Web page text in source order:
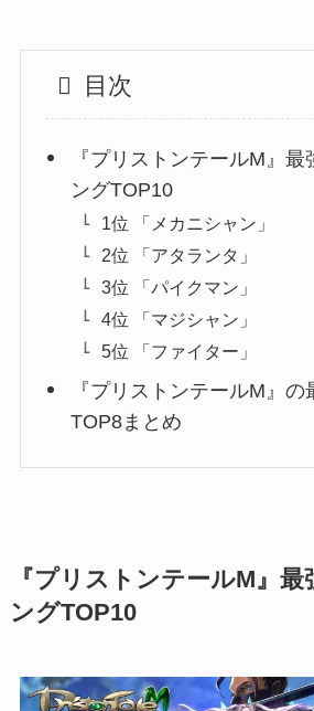
目次
『プリストンテールM』
ングTOP10
1位 「メカニシャン」
2位 「アタランタ」
3位 「パイクマン」
4位 「マジシャン」
5位 「ファイター」
『プリストンテールM』の
TOP8まとめ
『プリストンテールM』
ングTOP10